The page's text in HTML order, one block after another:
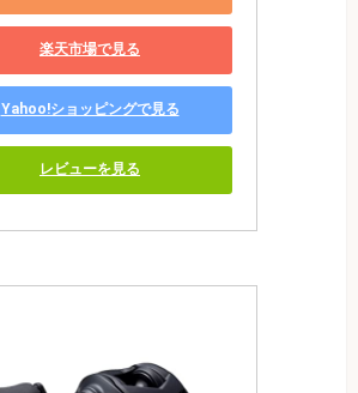
楽天市場で見る
Yahoo!ショッピングで見る
レビューを見る